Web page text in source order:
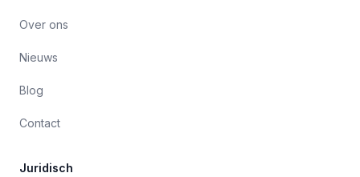
Over ons
Nieuws
Blog
Contact
Juridisch